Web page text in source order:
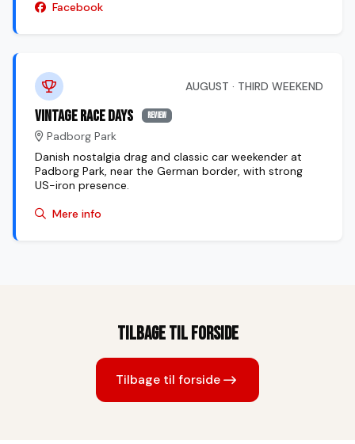
Facebook
AUGUST · THIRD WEEKEND
Vintage Race Days review
Padborg Park
Danish nostalgia drag and classic car weekender at
Padborg Park, near the German border, with strong
US-iron presence.
Mere info
Tilbage til forside
Tilbage til forside